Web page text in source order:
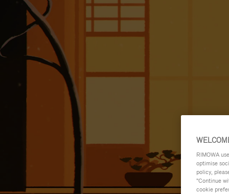
RIMOWA
optimise
policy,
"Continue
cookie